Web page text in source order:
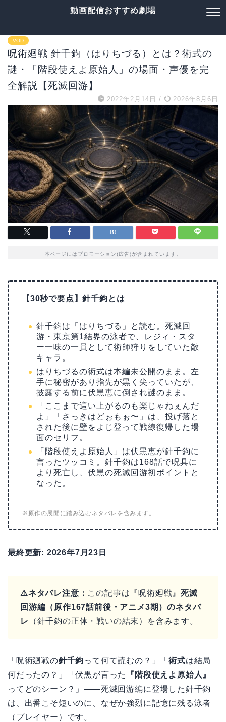
動画配信おすすめ劇場
VOD
呪術廻戦 針千鈞（はりちづる）とは？術式の
謎・「階段使えよ原始人」の場面・声優を完
全解説【死滅回游】
2022年2月14日 / 2026年8月6日
本ページにはプロモーション(広告)が含まれています。
【30秒で要点】針千鈞とは
針千鈞は「はりちづる」と読む。死滅回
游・東京第1結界の泳者で、レジィ・スタ
ー一味の一員として術師狩りをしていた敵
キャラ。
はりちづるの術式は本編未公開のまま。左
手に秘密があり指先が黒く尖っていたが、
披露する前に伏黒恵に倒され謎のまま。
「ここまで這い上がるのも楽じゃねぇんだ
よ」「さっきはどぉもぉ〜」は、投げ落と
された後に壁をよじ登って戦線復帰した場
面のセリフ。
「階段使えよ原始人」は伏黒恵が針千鈞に
言ったツッコミ。針千鈞は168話で呪具に
より死亡し、伏黒の死滅回游初ポイントと
なった。
※原作の展開に踏み込むネタバレを含みます。
最終更新: 2026年7月23日
⚠️ネタバレ注意： この記事は『呪術廻戦』死滅
回游編（原作167話前後・アニメ3期）のネタバ
レ
（針千鈞の正体・戦いの結末）を含みます。
「呪術廻戦の針千鈞って何て読むの？」「術式は結局
何だったの？」「伏黒が言った
『階段使えよ原始人』
ってどのシーン？」——死滅回游編に登場した針千鈞
は、出番こそ短いのに、なぜか強烈に記憶に残る泳者
（プレイヤー）です。